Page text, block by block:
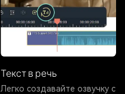
Текст в речь
Легко создавайте озвучку с